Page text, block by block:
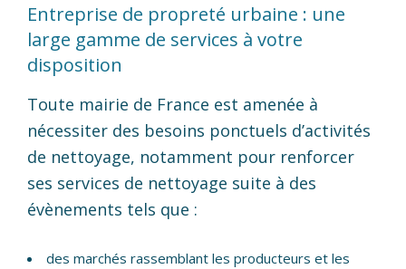
Entreprise de propreté urbaine : une
large gamme de services à votre
disposition
Toute mairie de France est amenée à
nécessiter des besoins ponctuels d’activités
de nettoyage, notamment pour renforcer
ses services de nettoyage suite à des
évènements tels que :
des marchés rassemblant les producteurs et les